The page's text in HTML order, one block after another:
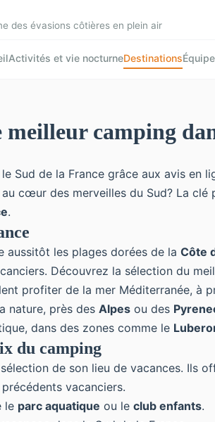
des évasions côtières en plein air
Activités et vie nocturneDestinations
camping
cœur des merveilles du Sud? La
.
aussitôt les plages dorées de la Côte
Découvrez la sélection du
profiter de la mer Méditerranée, à
nature, près des Alpes ou des
dans des zones comme le
du camping
sélection de son lieu de vacances. Ils
vacanciers.
le parc aquatique ou le club enfants.